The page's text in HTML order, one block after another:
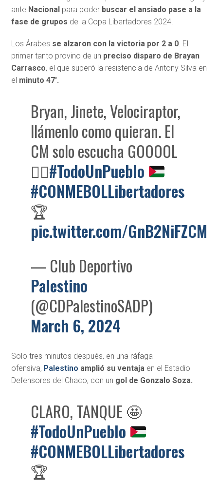
ante Nacionalpara poder buscar el ansiado pase a la
fase de grupos de la Copa Libertadores 2024.
Los Árabes se alzaron con la victoria por 2 a 0. El
primer tanto provino de un preciso disparo de Brayan
Carrasco, el que superó la resistencia de Antony Silva en
el minuto 47′.
Bryan, Jinete, Velociraptor,
llámenlo como quieran. El
CM solo escucha GOOOOL
😮‍💨#TodoUnPueblo
#CONMEBOLLibertadores
🏆
pic.twitter.com/GnB2NiFZCM
— Club Deportivo
Palestino
(@CDPalestinoSADP)
March 6, 2024
Solo tres minutos después, en una ráfaga
ofensiva, Palestino amplió su ventajaen el Estadio
Defensores del Chaco, con un gol de Gonzalo Soza.
CLARO, TANQUE 🤩
#TodoUnPueblo
#CONMEBOLLibertadores
🏆